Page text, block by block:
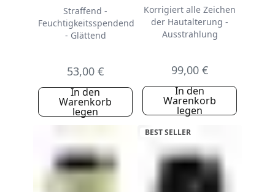
Straffend -
Feuchtigkeitsspendend
- Glättend
53,00 €
In den
Warenkorb
legen
Korrigiert alle Zeichen
der Hautalterung -
Ausstrahlung
99,00 €
In den
Warenkorb
legen
BEST SELLER